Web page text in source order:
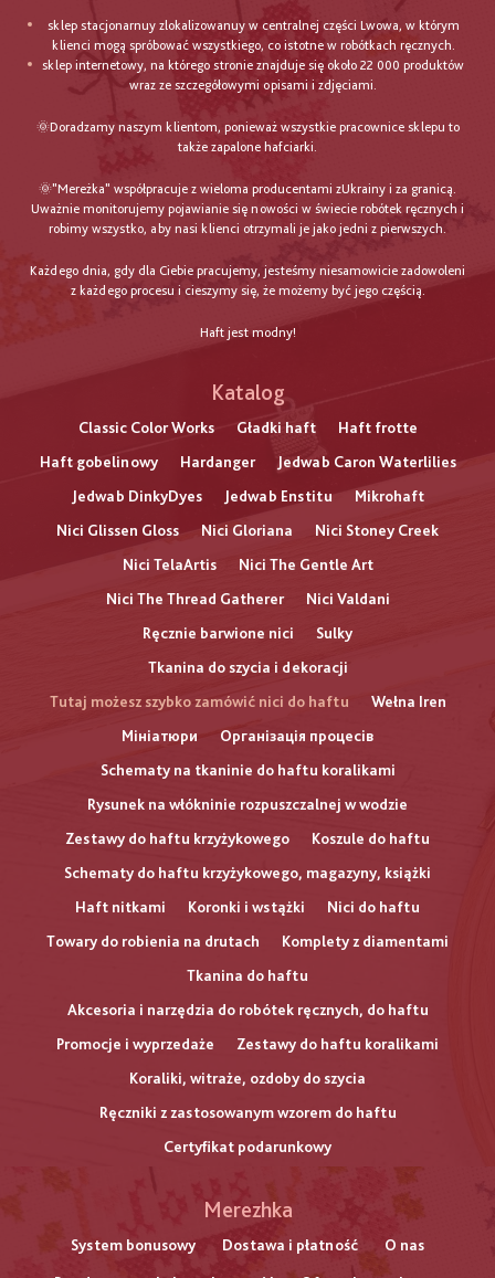
sklep stacjonarnuy zlokalizowanuy w centralnej części Lwowa, w którym
klienci mogą spróbować wszystkiego, co istotne w robótkach ręcznych.
sklep internetowy, na którego stronie znajduje się około 22 000 produktów
wraz ze szczegółowymi opisami i zdjęciami.
🌞Doradzamy naszym klientom, ponieważ wszystkie pracownice sklepu to
także zapalone hafciarki.
🌞"Mereżka" współpracuje z wieloma producentami zUkrainy i za granicą.
Uważnie monitorujemy pojawianie się nowości w świecie robótek ręcznych i
robimy wszystko, aby nasi klienci otrzymali je jako jedni z pierwszych.
Każdego dnia, gdy dla Ciebie pracujemy, jesteśmy niesamowicie zadowoleni
z każdego procesu i cieszymy się, że możemy być jego częścią.
Haft jest modny!
Katalog
Classic Color Works Gładki haft
Haft frotte
Haft gobelinowy
Hardanger
Jedwab Caron Waterlilies
Jedwab DinkyDyes
Jedwab Enstitu
Mikrohaft
Nici Glissen Gloss
Nici Gloriana
Nici Stoney Creek
Nici TelaArtis
Nici The Gentle Art
Nici The Thread Gatherer
Nici Valdani
Ręcznie barwione nici
Sulky
Tkanina do szycia i dekoracji
Tutaj możesz szybko zamówić nici do haftu
Wełna Iren
Мініатюри
Організація процесів
Schematy na tkaninie do haftu koralikami
Rysunek na włókninie rozpuszczalnej w wodzie
Zestawy do haftu krzyżykowego
Koszule do haftu
Schematy do haftu krzyżykowego, magazyny, książki
Haft nitkami
Koronki i wstążki
Nici do haftu
Towary do robienia na drutach
Komplety z diamentami
Tkanina do haftu
Akcesoria i narzędzia do robótek ręcznych, do haftu
Promocje i wyprzedaże
Zestawy do haftu koralikami
Koraliki, witraże, ozdoby do szycia
Ręczniki z zastosowanym wzorem do haftu
Certyfikat podarunkowy
нижнього
Merezhka
System bonusowy Dostawa i płatność O nas